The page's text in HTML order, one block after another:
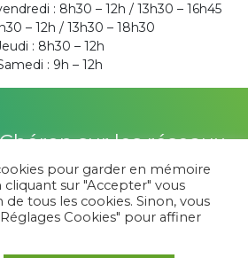
: 8h30 – 12h / 13h30 – 16h45
– 12h / 13h30 – 18h30
: 8h30 – 12h
: 9h – 12h
sur les réseaux
pour garder en mémoire
cliquant sur "Accepter" vous
tous les cookies. Sinon, vous
Cookies" pour affiner